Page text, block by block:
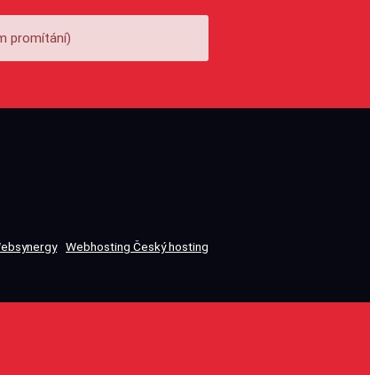
promítání)
Webhosting Český hosting